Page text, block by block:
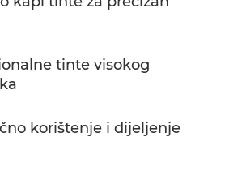
tinte visokog
korištenje i dijeljenje